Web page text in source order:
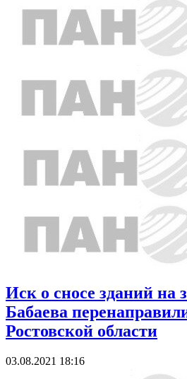
Иск о сносе зданий на
Бабаева
Ростовской области
03.08.2021 18:16